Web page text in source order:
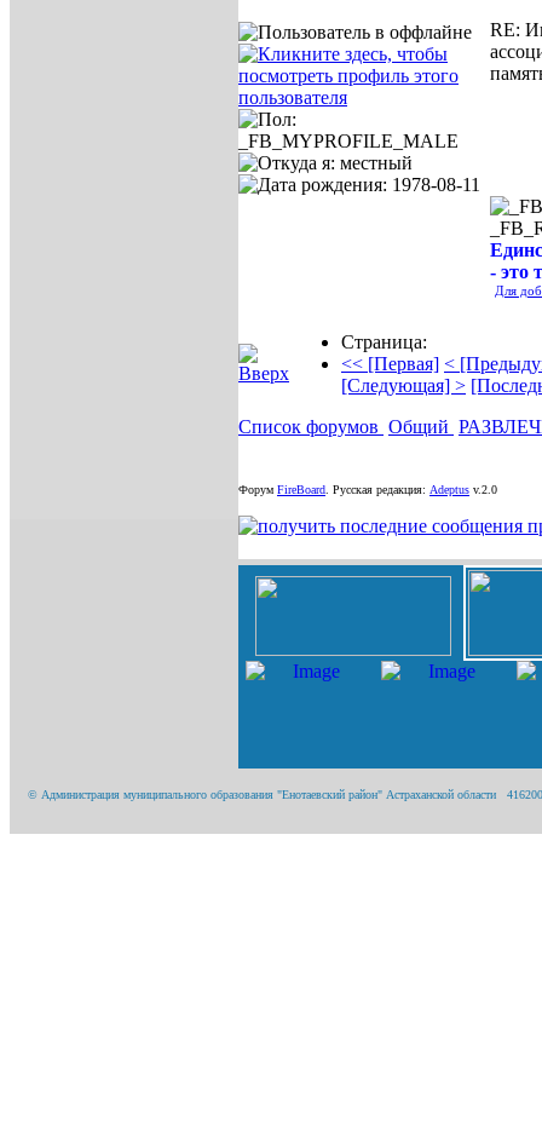
RE:
- это
Для
Страница:
<< [Первая] <
[Следующая] >
Список форумов Общий
Форум FireBoard Русская редакция: Adeptus v.2.0
© Администрация муниципального образования "Енотаевский район" Астраханской области